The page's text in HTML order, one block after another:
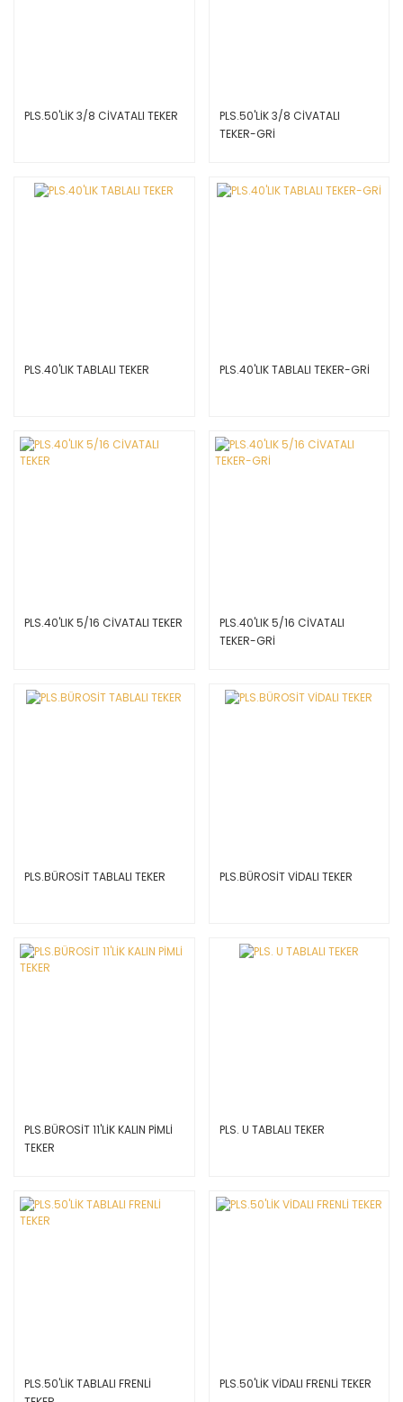
PLS.50'LİK 3/8 CİVATALI TEKER
PLS.50'LİK 3/8 CİVATALI
TEKER-GRİ
PLS.40'LIK TABLALI TEKER PLS.40'LIK TABLALI TEKER-GRİ
PLS.40'LIK 5/16 CİVATALI TEKER
PLS.40'LIK 5/16 CİVATALI
TEKER-GRİ
PLS.BÜROSİT TABLALI TEKER PLS.BÜROSİT VİDALI TEKER
PLS.BÜROSİT 11'LİK KALIN PİMLİ
TEKER
PLS. U TABLALI TEKER
PLS.50'LİK TABLALI FRENLİ
PLS.50'LİK VİDALI FRENLİ TEKER